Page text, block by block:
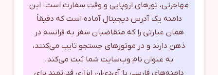
مهاجرتی، تورهای اروپایی و وقت سفارت است. این
دامنه یک آدرس دیجیتال آماده است که دقیقاً
همان عبارتی را که متقاضیان سفر به فرانسه در
ذهن دارند و در موتورهای جستجو تایپ می‌کنند،
به عنوان نام وب‌سایت شما ثبت می‌کند.